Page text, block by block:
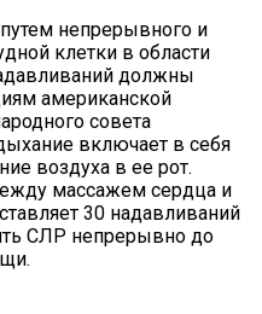
непрерывного и
клетки в области
должны
американской
совета
включает в себя
воздуха в ее рот.
массажем сердца и
30 надавливаний
СЛР непрерывно до